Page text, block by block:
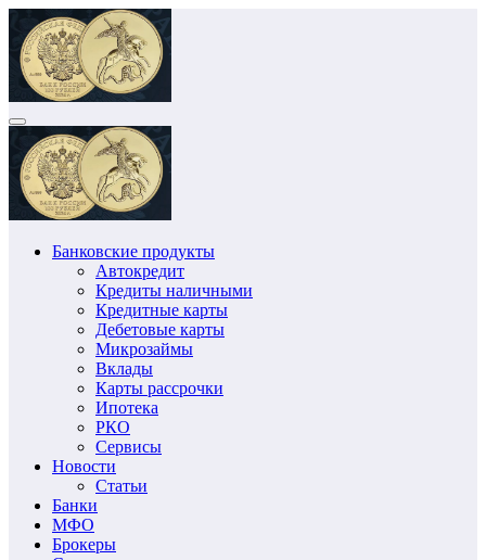
Перейти
содержимому
Банковские продукты
Автокредит
Кредиты наличными
Кредитные карты
Дебетовые карты
Микрозаймы
Вклады
Карты рассрочки
Ипотека
РКО
Сервисы
Новости
Статьи
Банки
МФО
Брокеры